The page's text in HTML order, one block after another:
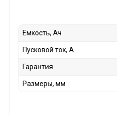
Емкость, Ач
Пусковой ток, А
Гарантия
Размеры, мм